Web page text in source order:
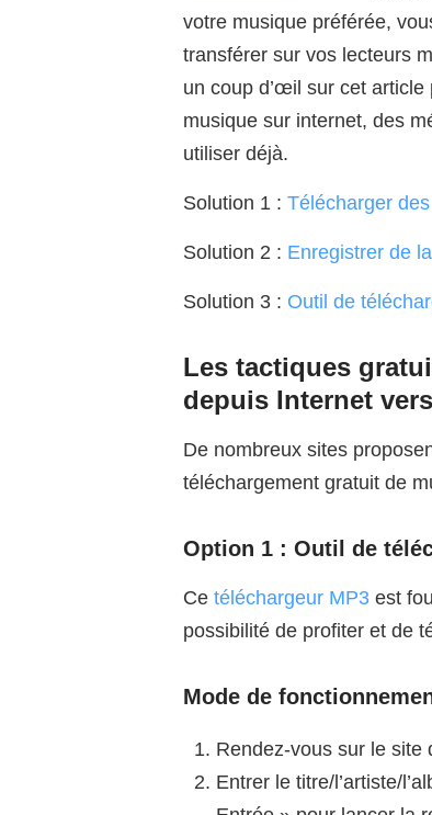
votre musique préférée,
transférer sur vos lecteurs
un coup d’œil sur cet
musique sur internet, des
utiliser déjà.
Solution 1 : Télécharger
Solution 2 : Enregistrer de
Solution 3 : Outil de
Les tactiques
depuis Internet
De nombreux sites
téléchargement gratuit de
Option 1 : Outil de
Ce téléchargeur MP3 est
possibilité de profiter et de
Mode de
Rendez-vous sur le site
Entrer le titre/l’artiste/